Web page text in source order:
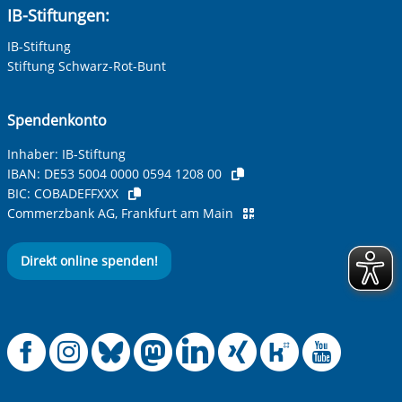
IB-Stiftungen:
IB-Stiftung
Stiftung Schwarz-Rot-Bunt
Spendenkonto
Inhaber: IB-Stiftung
IBAN: DE53 5004 0000 0594 1208 00
BIC: COBADEFFXXX
Commerzbank AG, Frankfurt am Main
Direkt online spenden!
Offizielle
Offizielle
Offizielle
Offizielle
Offizielle